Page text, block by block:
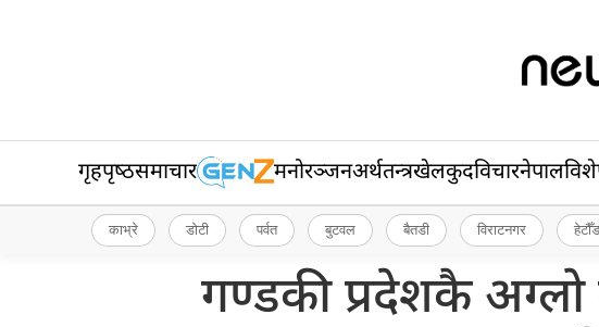
गृहपृष्‍ठसमाचार मनोरञ्जनअर्थतन्त्रखेलकुदविचारनेपाल
काभ्रे डोटी पर्वत बुटवल बैतडी विराटनगर
गण्डकी प्रदेशकै अग्लो